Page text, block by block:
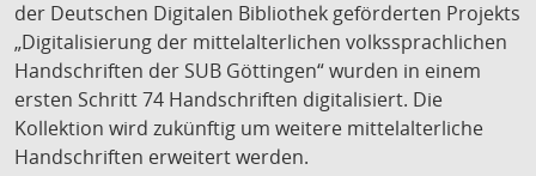
der Deutschen Digitalen Bibliothek geförderten Projekts
„Digitalisierung der mittelalterlichen volkssprachlichen
Handschriften der SUB Göttingen“ wurden in einem
ersten Schritt 74 Handschriften digitalisiert. Die
Kollektion wird zukünftig um weitere mittelalterliche
Handschriften erweitert werden.